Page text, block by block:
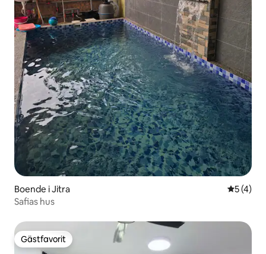
Boende i Jitra 5 av 5 i
5 (4)
Safias hus
Gästfavorit
Gästfavorit